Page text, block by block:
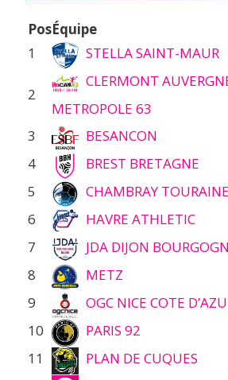
PosÉquipe
1
STELLA SAINT-MAUR
2
CLERMONT
METROPOLE 63
3 BESANCON
4
BREST BRETAGNE
5
CHAMBRAY TOURAINE
6
HAVRE ATHLETIC
7
JDA DIJON
8
METZ
9
OGC NICE COTE
10
PARIS 92
11
PLAN DE CUQUES